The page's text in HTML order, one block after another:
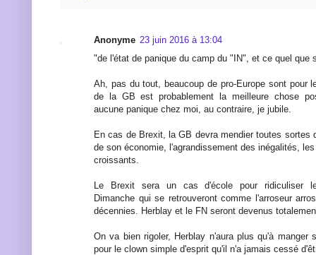
Anonyme 23 juin 2016 à 13:04
"de l'état de panique du camp du "IN", et ce quel que
Ah, pas du tout, beaucoup de pro-Europe sont pour
de la GB est probablement la meilleure chose
aucune panique chez moi, au contraire, je jubile.
En cas de Brexit, la GB devra mendier toutes sortes
de son économie, l'agrandissement des inégalités,
croissants.
Le Brexit sera un cas d'école pour ridiculiser
Dimanche qui se retrouveront comme l'arroseur
décennies. Herblay et le FN seront devenus
On va bien rigoler, Herblay n'aura plus qu'à manger
pour le clown simple d'esprit qu'il n'a jamais cessé